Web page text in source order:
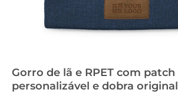
Gorro de lã e RPET com patch
personalizável e dobra original